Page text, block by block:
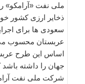
ملی نفت «آرامکو»
ذخایر ارزی کشور
سعودی ها برای
عربستان محسوب
اساس این طرح
شرکت ملی نفت